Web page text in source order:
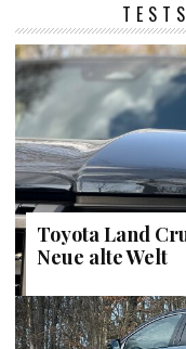
Toyota Land
Neue alte Welt